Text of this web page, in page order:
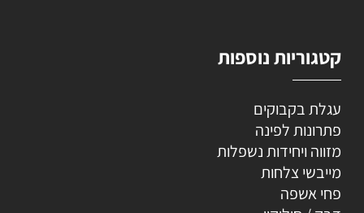
קטגוריות נוספות
עגלת בקבוקים
פתרונות לפינה
מזווה ויחידות נשפלות
מייבשי צלחות
פחי אשפה